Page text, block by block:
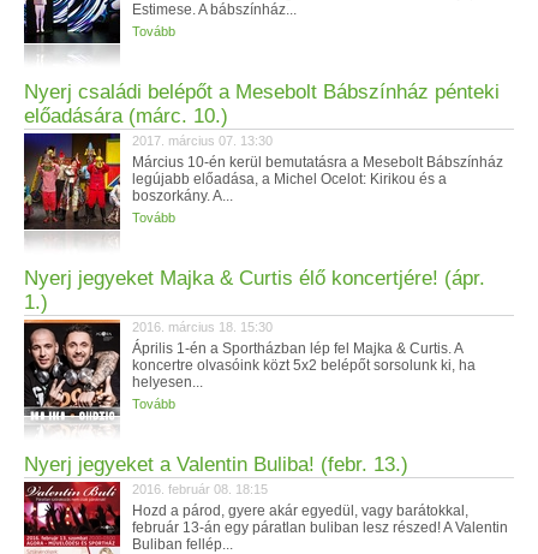
Estimese. A bábszínház...
Tovább
Nyerj családi belépőt a Mesebolt Bábszínház pénteki
előadására (márc. 10.)
2017. március 07. 13:30
Március 10-én kerül bemutatásra a Mesebolt Bábszínház
legújabb előadása, a Michel Ocelot: Kirikou és a
boszorkány. A...
Tovább
Nyerj jegyeket Majka & Curtis élő koncertjére! (ápr.
1.)
2016. március 18. 15:30
Április 1-én a Sportházban lép fel Majka & Curtis. A
koncertre olvasóink közt 5x2 belépőt sorsolunk ki, ha
helyesen...
Tovább
Nyerj jegyeket a Valentin Buliba! (febr. 13.)
2016. február 08. 18:15
Hozd a párod, gyere akár egyedül, vagy barátokkal,
február 13-án egy páratlan buliban lesz részed! A Valentin
Buliban fellép...